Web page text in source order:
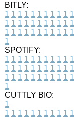
BITLY:
1 1 1 1 1 1 1 1 1 1 1
1 1 1 1 1 1 1 1 1 1 1
1 1 1 1 1 1 1 1 1 1 1
1
SPOTIFY:
1 1 1 1 1 1 1 1 1 1 1
1 1 1 1 1 1 1 1 1 1 1
1 1 1 1 1 1 1 1 1 1 1
1
CUTTLY BIO:
1
1 1 1 1 1 1 1 1 1 1 1